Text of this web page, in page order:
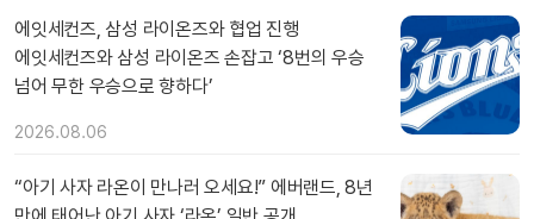
에잇세컨즈, 삼성 라이온즈와 협업 진행
에잇세컨즈와 삼성 라이온즈 손잡고 ‘8번의 우승
넘어 무한 우승으로 향하다’
2026.08.06
“아기 사자 라온이 만나러 오세요!” 에버랜드, 8년